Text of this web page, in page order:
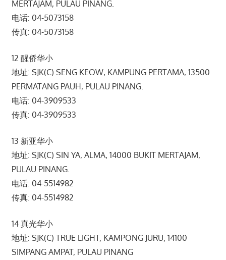
MERTAJAM, PULAU PINANG.
电话: 04-5073158
传真: 04-5073158
12 醒侨华小
地址: SJK(C) SENG KEOW, KAMPUNG PERTAMA, 13500
PERMATANG PAUH, PULAU PINANG.
电话: 04-3909533
传真: 04-3909533
13 新亚华小
地址: SJK(C) SIN YA, ALMA, 14000 BUKIT MERTAJAM,
PULAU PINANG.
电话: 04-5514982
传真: 04-5514982
14 真光华小
地址: SJK(C) TRUE LIGHT, KAMPONG JURU, 14100
SIMPANG AMPAT, PULAU PINANG